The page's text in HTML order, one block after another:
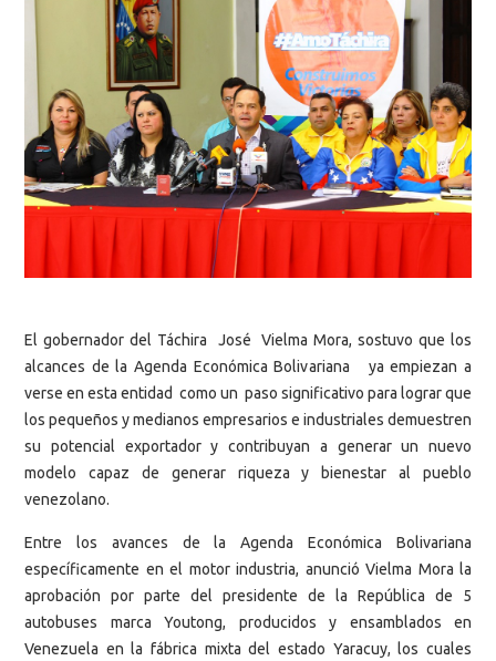
El gobernador del Táchira José Vielma Mora, sostuvo que los
alcances de la Agenda Económica Bolivariana ya empiezan a
verse en esta entidad como un paso significativo para lograr que
los pequeños y medianos empresarios e industriales demuestren
su potencial exportador y contribuyan a generar un nuevo
modelo capaz de generar riqueza y bienestar al pueblo
venezolano.
Entre los avances de la Agenda Económica Bolivariana
específicamente en el motor industria, anunció Vielma Mora la
aprobación por parte del presidente de la República de 5
autobuses marca Youtong, producidos y ensamblados en
Venezuela en la fábrica mixta del estado Yaracuy, los cuales